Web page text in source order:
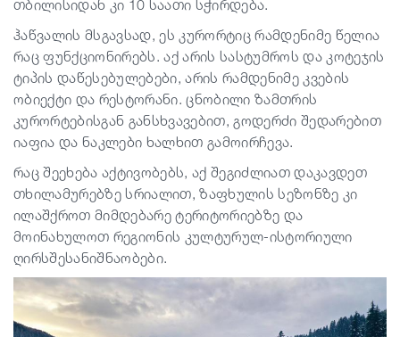
თბილისიდან კი 10 საათი სჭირდება.
ჰაწვალის მსგავსად, ეს კურორტიც რამდენიმე წელია
რაც ფუნქციონირებს. აქ არის სასტუმროს და კოტეჯის
ტიპის დაწესებულებები, არის რამდენიმე კვების
ობიექტი და რესტორანი. ცნობილი ზამთრის
კურორტებისგან განსხვავებით, გოდერძი შედარებით
იაფია და ნაკლები ხალხით გამოირჩევა.
რაც შეეხება აქტივობებს, აქ შეგიძლიათ დაკავდეთ
თხილამურებზე სრიალით, ზაფხულის სეზონზე კი
ილაშქროთ მიმდებარე ტერიტორიებზე და
მოინახულოთ რეგიონის კულტურულ-ისტორიული
ღირსშესანიშნაობები.